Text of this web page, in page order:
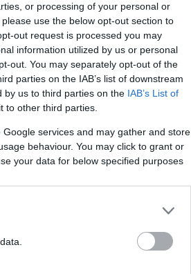
or processing of your personal or
use the below opt-out section to
out request is processed you may
information utilized by us or personal
out. You may separately opt-out of the
parties on the IAB’s list of downstream
by us to third parties on the IAB’s List of
to other third parties.
services and may gather and store
behaviour. You may click to grant or
your data for below specified purposes
lépnek be Magyarország
Croft bázisra indulnak
160 harcjárművel és több